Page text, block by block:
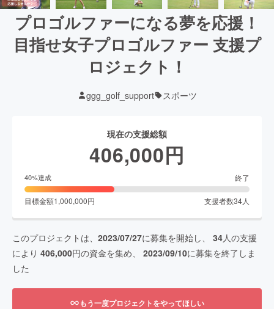
プロゴルファーになる夢を応援！
目指せ女子プロゴルファー 支援プ
ロジェクト！
ggg_golf_support スポーツ
現在の支援総額
406,000円
40%達成 終了
目標金額1,000,000円 支援者数34人
このプロジェクトは、 2023/07/27に募集を開始し、 34人の支援
により 406,000円の資金を集め、 2023/09/10に募集を終了しま
した
もう一度プロジェクトをやってほしい